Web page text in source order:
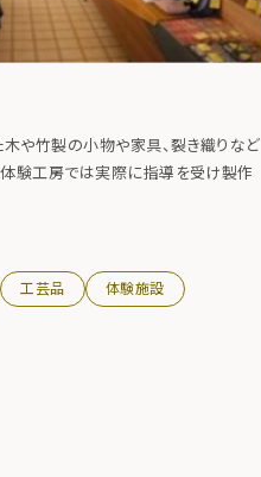
や竹製の小物や家具、裂き織りなど
体験工房では実際に指導を受け製作
工芸品 体験施設